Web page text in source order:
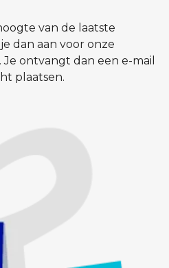
van de laatste
dan aan voor onze
ontvangt dan een e-mail
plaatsen.